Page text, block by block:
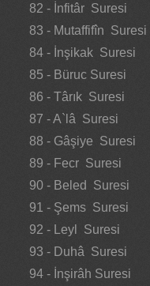
82 - İnfitâr Suresi
83 - Mutaffifîn Suresi
84 - İnşikak Suresi
85 - Büruc Suresi
86 - Târık Suresi
87 - A`lâ Suresi
88 - Gâşiye Suresi
89 - Fecr Suresi
90 - Beled Suresi
91 - Şems Suresi
92 - Leyl Suresi
93 - Duhâ Suresi
94 - İnşirâh Suresi